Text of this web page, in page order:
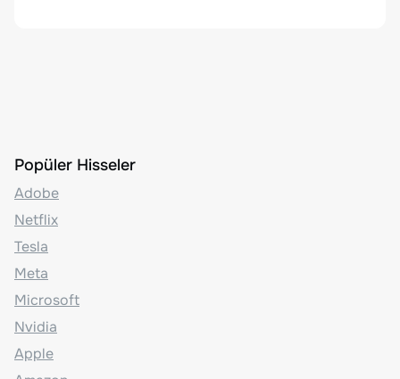
Popüler Hisseler
Adobe
Netflix
Tesla
Meta
Microsoft
Nvidia
Apple